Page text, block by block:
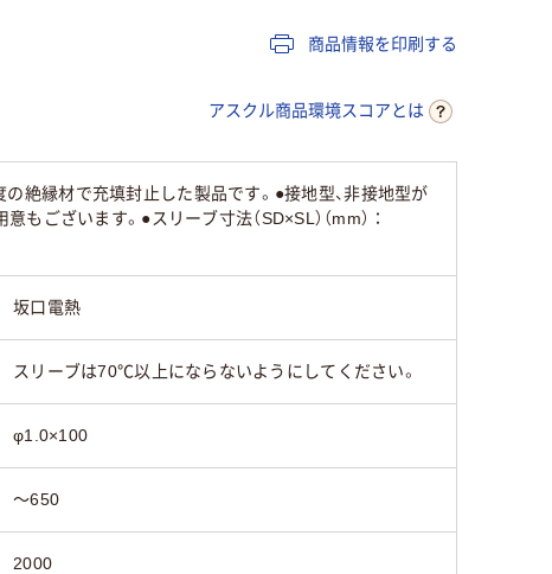
商品情報を印刷する
アスクル商品環境スコアとは
絶縁材で充填封止した製品です。●接地型、非接地型が
ございます。●スリーブ寸法（SD×SL）（mm）：
坂口電熱
スリーブは70℃以上にならないようにしてください。
φ1.0×100
～650
2000